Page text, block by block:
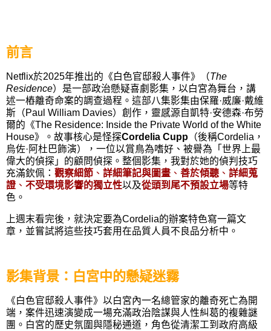
前言
Netflix於2025年推出的《白色官邸殺人事件》（The
Residence）是一部政治懸疑喜劇影集，以白宮為舞台，講
述一樁離奇命案的調查過程。這部八集影集由保羅·威廉·戴維
斯（Paul William Davies）創作，靈感源自凱特·安德森·布勞
爾的《The Residence: Inside the Private World of the White
House》。故事核心是怪探Cordelia Cupp （後稱Cordelia ，
烏佐· 阿杜巴飾演），一位以賞鳥為嗜好、被譽為「世界上最
偉大的偵探」的顧問偵探。整個影集，我對於她的偵判技巧
充滿欽佩： 觀察細節 、 詳細筆記與圖畫 、 善於傾聽 、 詳細蒐
證 、 不受環境影響的獨立性以及從頭到尾不預設立場等特
色。
上週末看完後，就決定要為Cordelia的辦案特色寫一篇文
章，並嘗試將這些技巧套用在品質人員不良品分析中。
影集背景：白宮中的懸疑迷霧
《白色官邸殺人事件》以白宮內一名總管家的離奇死亡為開
端，案件迅速演變成一場充滿政治陰謀與人性糾葛的複雜謎
團。白宮的歷史氛圍與隱秘通道，角色從清潔工到政府高級